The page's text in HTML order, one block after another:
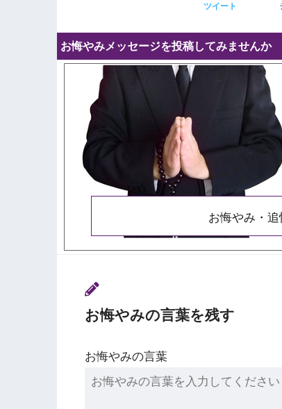
ツイート
お悔やみメッセージを投稿してみませんか
お悔やみ・
お悔やみの言葉を残す
お悔やみの言葉